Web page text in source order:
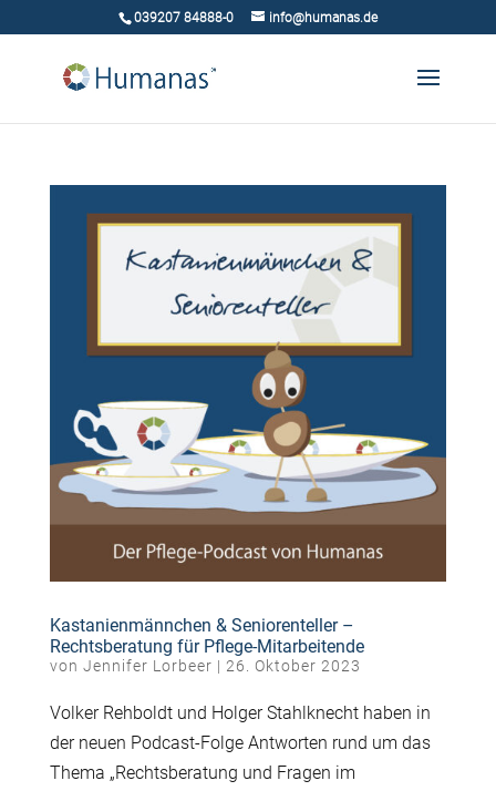
039207 84888-0 info@humanas.de
Kastanienmännchen & Seniorenteller –
Rechtsberatung für Pflege-Mitarbeitende
von Jennifer Lorbeer | 26. Oktober 2023
Volker Rehboldt und Holger Stahlknecht haben in
der neuen Podcast-Folge Antworten rund um das
Thema „Rechtsberatung und Fragen im